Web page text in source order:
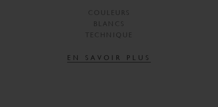
COULEURS
BLANCS
TECHNIQUE
EN SAVOIR PLUS